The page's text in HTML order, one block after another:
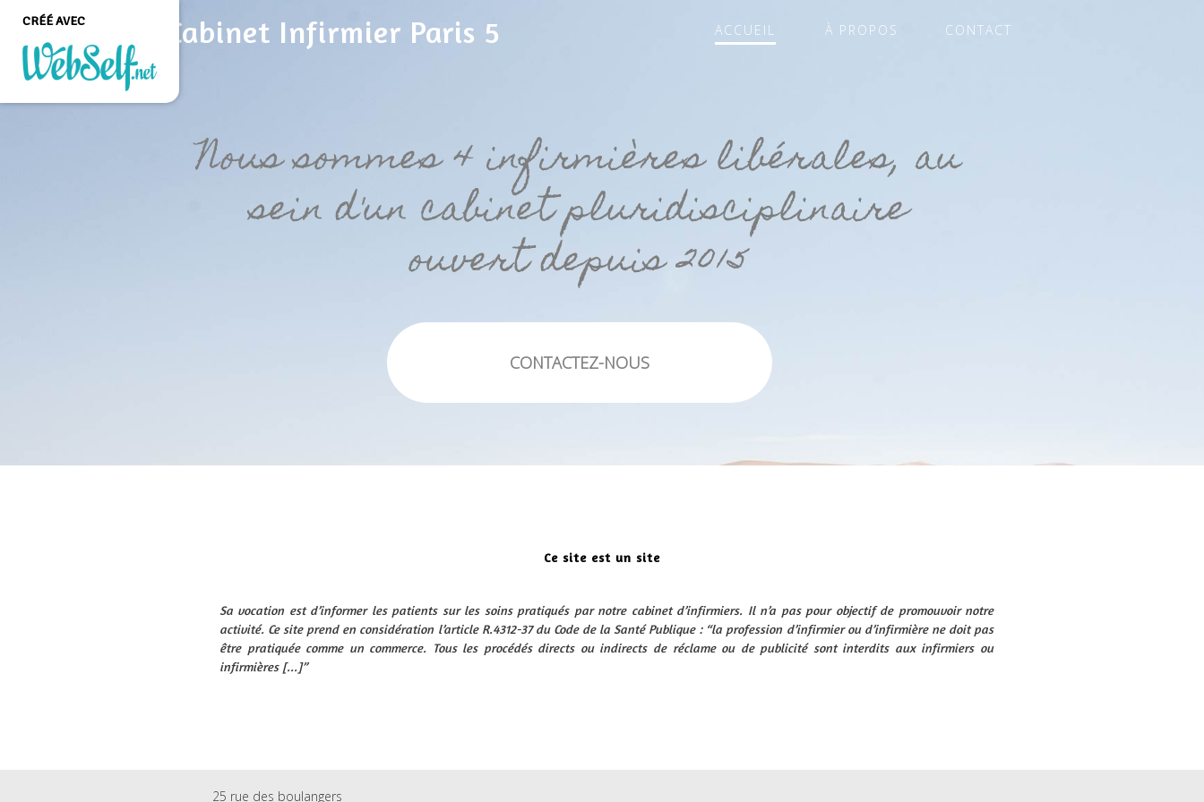
Cabinet Infirmier Paris 5 ACCUEIL À PROPOS CONTACT
Nous sommes 4 infirmières libérales, au
sein d'un cabinet pluridisciplinaire
ouvert depuis 2015
CONTACTEZ-NOUS
Ce site est un site
d‘informations
Sa vocation est d’informer les patients sur les soins pratiqués par notre cabinet d’infirmiers. Il n’a pas pour objectif de promouvoir notre
activité. Ce site prend en considération l’article R.4312-37 du Code de la Santé Publique : “la profession d’infirmier ou d’infirmière ne doit pas
être pratiquée comme un commerce. Tous les procédés directs ou indirects de réclame ou de publicité sont interdits aux infirmiers ou
infirmières [...]”
25 rue des boulangers
CRÉÉ AVEC